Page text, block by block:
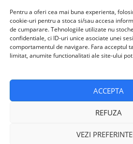
Pentru a oferi cea mai buna experienta,
cookie-uri pentru a stoca si/sau accesa
de cumparare. Tehnologiile utilizate nu
confidentiale, ci ID-uri unice asociate unei
comportamentul de navigare. Fara acceptul
limitat, anumite functionalitati ale site-ului
ACCEPTA
REFUZA
VEZI
VALM Electrical